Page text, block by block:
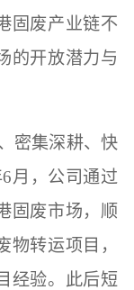
固废产业链不
的开放潜力与
密集深耕、快
月，公司通过
固废市场，顺
物转运项目，
经验。此后短